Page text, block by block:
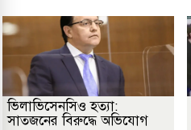
ভিলাভিসেনসিও হত্যা:
সাতজনের বিরুদ্ধে অভিযোগ